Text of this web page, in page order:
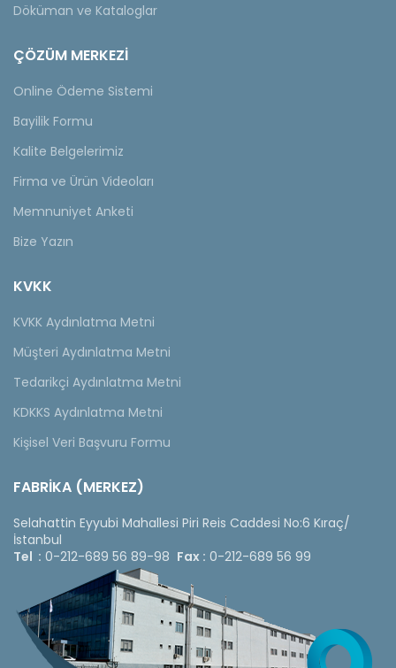
Döküman ve Kataloglar
ÇÖZÜM MERKEZİ
Online Ödeme Sistemi
Bayilik Formu
Kalite Belgelerimiz
Firma ve Ürün Videoları
Memnuniyet Anketi
Bize Yazın
KVKK
KVKK Aydınlatma Metni
Müşteri Aydınlatma Metni
Tedarikçi Aydınlatma Metni
KDKKS Aydınlatma Metni
Kişisel Veri Başvuru Formu
FABRİKA (MERKEZ)
Selahattin Eyyubi Mahallesi Piri Reis Caddesi No:6 Kıraç/
İstanbul
Tel : 0-212-689 56 89-98 Fax : 0-212-689 56 99